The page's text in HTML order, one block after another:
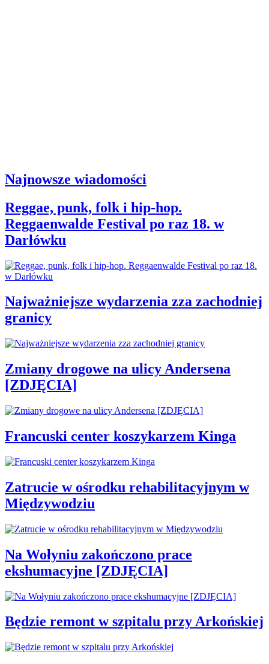
Najnowsze wiadomości
Reggae, punk, folk i hip-hop.
Reggaenwalde Festival po raz 18. w
Darłówku
Najważniejsze wydarzenia zza zachodniej
granicy
Zmiany drogowe na ulicy Andersena
[ZDJĘCIA]
Francuski center koszykarzem Kinga
Zatrucie w ośrodku rehabilitacyjnym w
Międzywodziu
Na Wołyniu zakończono prace
ekshumacyjne [ZDJĘCIA]
Będzie remont w szpitalu przy Arkońskiej